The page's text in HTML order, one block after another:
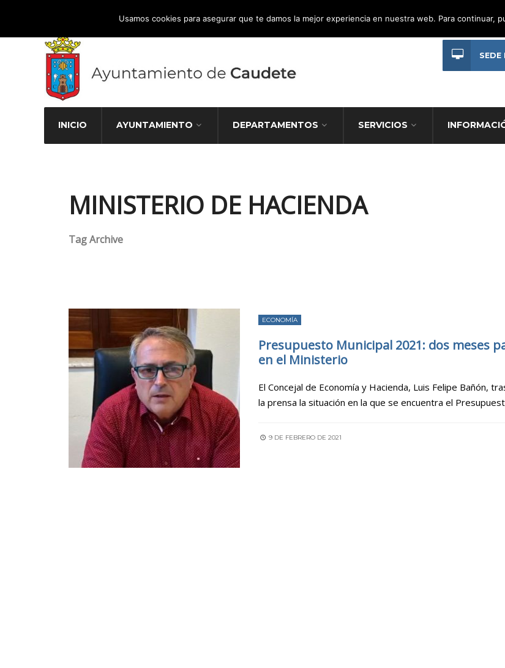
Atención Ciudadana 965 827 000
INICIO AYUNTAMIENTO DEPARTAMENTOS SERVICIOS
SEDE
MINISTERIO DE HACIENDA
Tag Archive
ECONOMÍA
Presupuesto Municipal 2021: dos meses
en el Ministerio
El Concejal de Economía y Hacienda, Luis Felipe Bañón,
la prensa la situación en la que se encuentra el
9 DE FEBRERO DE 2021
Usamos cookies para asegurar que te damos la mejor experiencia en nuestra web. Para continuar,